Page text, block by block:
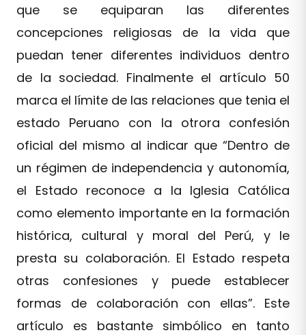
que se equiparan las diferentes
concepciones religiosas de la vida que
puedan tener diferentes individuos dentro
de la sociedad. Finalmente el artículo 50
marca el límite de las relaciones que tenia el
estado Peruano con la otrora confesión
oficial del mismo al indicar que “Dentro de
un régimen de independencia y autonomía,
el Estado reconoce a la Iglesia Católica
como elemento importante en la formación
histórica, cultural y moral del Perú, y le
presta su colaboración. El Estado respeta
otras confesiones y puede establecer
formas de colaboración con ellas”. Este
artículo es bastante simbólico en tanto